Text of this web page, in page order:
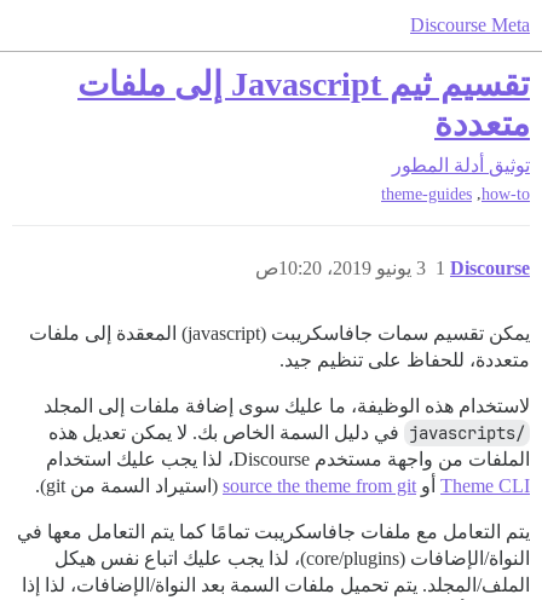
Discourse Meta
تقسيم ثيم Javascript إلى ملفات
متعددة
توثيق أدلة المطور
how-to
,
theme-guides
Discourse 3 يونيو 2019، 10:20ص 1
يمكن تقسيم سمات جافاسكريبت (javascript) المعقدة إلى ملفات
متعددة، للحفاظ على تنظيم جيد.
لاستخدام هذه الوظيفة، ما عليك سوى إضافة ملفات إلى المجلد
/javascripts
في دليل السمة الخاص بك. لا يمكن تعديل هذه
الملفات من واجهة مستخدم Discourse، لذا يجب عليك استخدام
Theme CLI أو source the theme from git (استيراد السمة من git).
يتم التعامل مع ملفات جافاسكريبت تمامًا كما يتم التعامل معها في
النواة/الإضافات (core/plugins)، لذا يجب عليك اتباع نفس هيكل
الملف/المجلد. يتم تحميل ملفات السمة بعد النواة/الإضافات، لذا إذا